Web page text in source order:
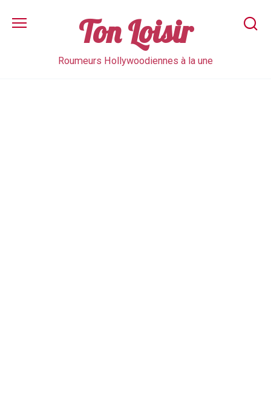
content
Ton Loisir
Roumeurs Hollywoodiennes à la une